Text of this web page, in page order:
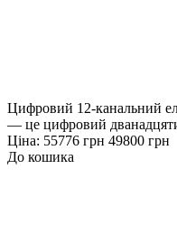
Цифровий 12-канальний
— це цифровий
Ціна: 55776 грн 49800 грн
До кошика